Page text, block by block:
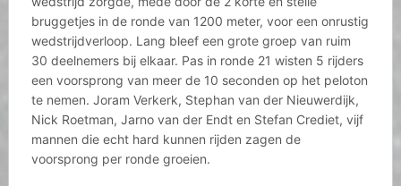
bruggetjes in de ronde van 1200 meter, voor een onrustig
wedstrijdverloop. Lang bleef een grote groep van ruim
30 deelnemers bij elkaar. Pas in ronde 21 wisten 5 rijders
een voorsprong van meer de 10 seconden op het peloton
te nemen. Joram Verkerk, Stephan van der Nieuwerdijk,
Nick Roetman, Jarno van der Endt en Stefan Crediet, vijf
mannen die echt hard kunnen rijden zagen de
voorsprong per ronde groeien.